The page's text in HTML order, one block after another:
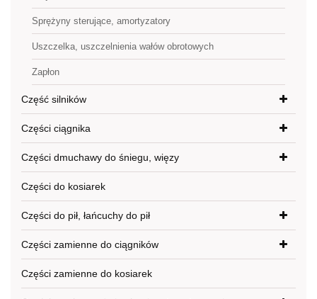
Sprężyny sterujące, amortyzatory
Uszczelka, uszczelnienia wałów obrotowych
Zapłon
Część silników
Części ciągnika
Części dmuchawy do śniegu, więzy
Części do kosiarek
Części do pił, łańcuchy do pił
Części zamienne do ciągników
Części zamienne do kosiarek